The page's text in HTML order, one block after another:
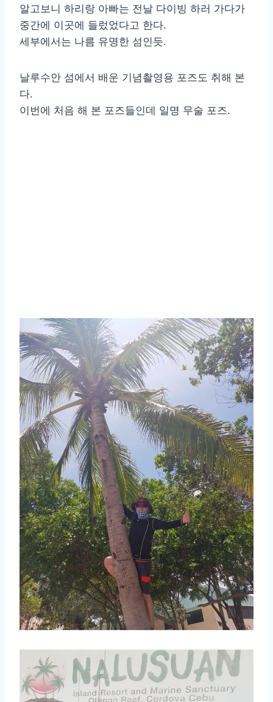
알고보니 하리랑 아빠는 전날 다이빙 하러 가다가
중간에 이곳에 들렀었다고 한다.
세부에서는 나름 유명한 섬인듯.
날루수안 섬에서 배운 기념촬영용 포즈도 취해 본
다.
이번에 처음 해 본 포즈들인데 일명 무술 포즈.